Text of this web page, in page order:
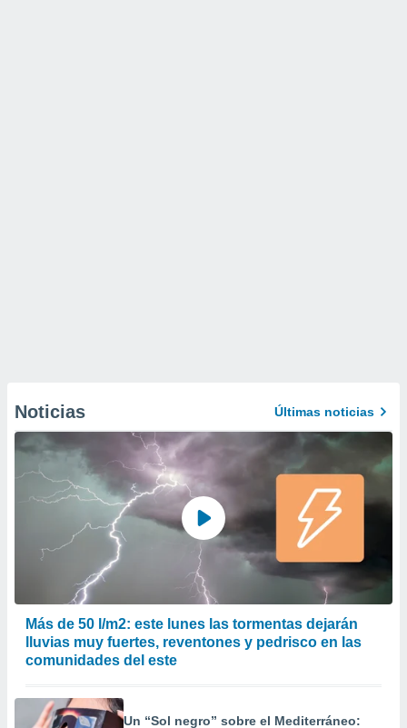
Noticias Últimas noticias
Más de 50 l/m2: este lunes las tormentas dejarán
lluvias muy fuertes, reventones y pedrisco en las
comunidades del este
Un “Sol negro” sobre el Mediterráneo: